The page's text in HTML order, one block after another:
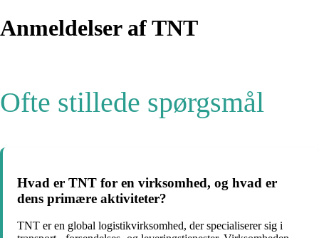
Anmeldelser af TNT
Ofte stillede spørgsmål
Hvad er TNT for en virksomhed, og hvad er
dens primære aktiviteter?
TNT er en global logistikvirksomhed, der specialiserer sig i